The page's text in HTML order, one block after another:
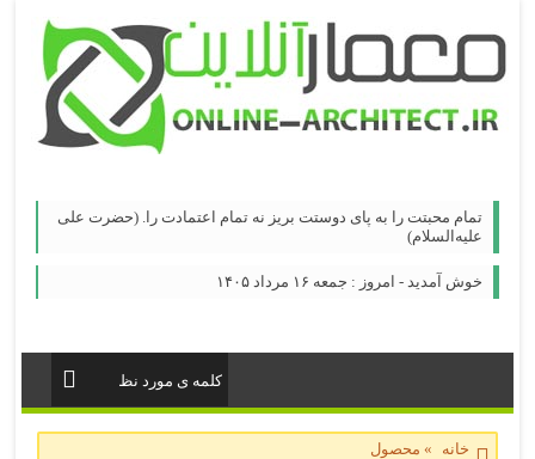
تمام محبتت را به پای دوستت بریز نه تمام اعتمادت را. (حضرت علی
علیه‌السلام)
خوش آمدید - امروز : جمعه ۱۶ مرداد ۱۴۰۵
خانه » محصول